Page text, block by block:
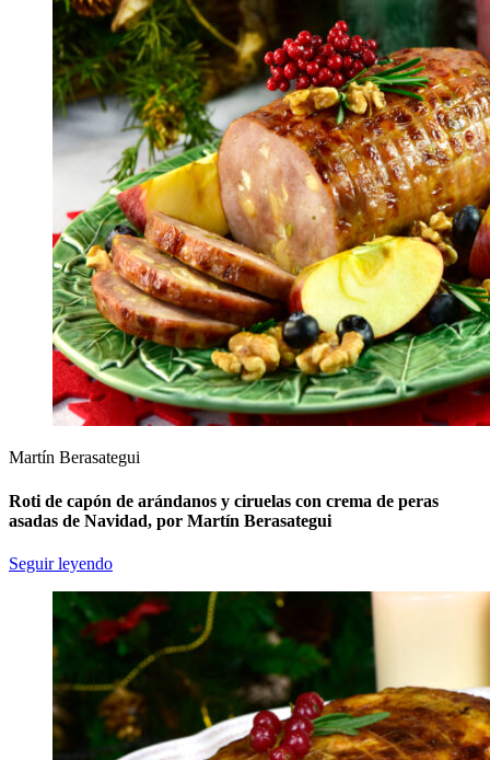
Martín Berasategui
Roti de capón de arándanos y ciruelas con crema de peras
asadas de Navidad, por Martín Berasategui
Seguir leyendo